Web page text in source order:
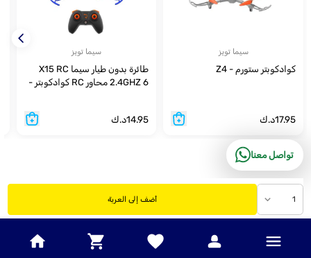
1 أضف إلى العربة
سيما تويز
كوادكوبتر ستورم - Z4
17.95د.ك
سيما تويز
طائرة بدون طيار سيما X15 RC
2.4GHZ 6 محاور RC كوادكوبتر -
14.95د.ك
تواصل معنا